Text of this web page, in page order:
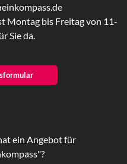
Montag bis Freitag von 11-
Sie da.
ein Angebot für